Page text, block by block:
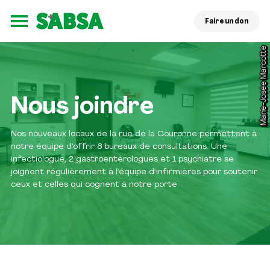
Ouvrir le menu
Faire un don
Marie-Josée Marcotte
Nous joindre
Nos nouveaux locaux de la rue de la Couronne permettent à
notre équipe d’offrir 8 bureaux de consultations. Une
infectiologue, 2 gastroentérologues et 1 psychiatre se
joignent régulièrement à l’équipe d’infirmières pour soutenir
ceux et celles qui cognent à notre porte.